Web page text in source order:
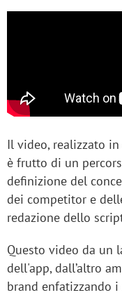
Il video, realizzato
è frutto di un
definizione del
dei competitor e
redazione dello
Questo video da un
dell'app, dall’altro
brand enfatizzando i